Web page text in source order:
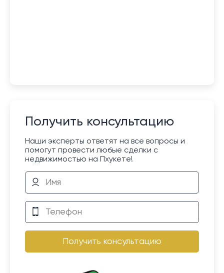
Получить консультацию
Наши эксперты ответят на все вопросы и
помогут провести любые сделки с
недвижимостью на Пхукете!
Получить консультацию